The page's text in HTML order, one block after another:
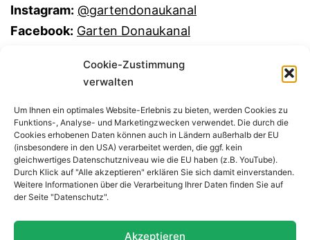
Cookie-Zustimmung
verwalten
Um Ihnen ein optimales Website-Erlebnis zu bieten, werden Cookies zu
Funktions-, Analyse- und Marketingzwecken verwendet. Die durch die
Cookies erhobenen Daten können auch in Ländern außerhalb der EU
(insbesondere in den USA) verarbeitet werden, die ggf. kein
gleichwertiges Datenschutzniveau wie die EU haben (z.B. YouTube).
Durch Klick auf "Alle akzeptieren" erklären Sie sich damit einverstanden.
Weitere Informationen über die Verarbeitung Ihrer Daten finden Sie auf
der Seite "Datenschutz".
Akzeptieren
Instagram: @gartendonaukanal
Facebook: Garten Donaukanal
GEMEINSCHAFTSGARTEN
DONAUKANAL